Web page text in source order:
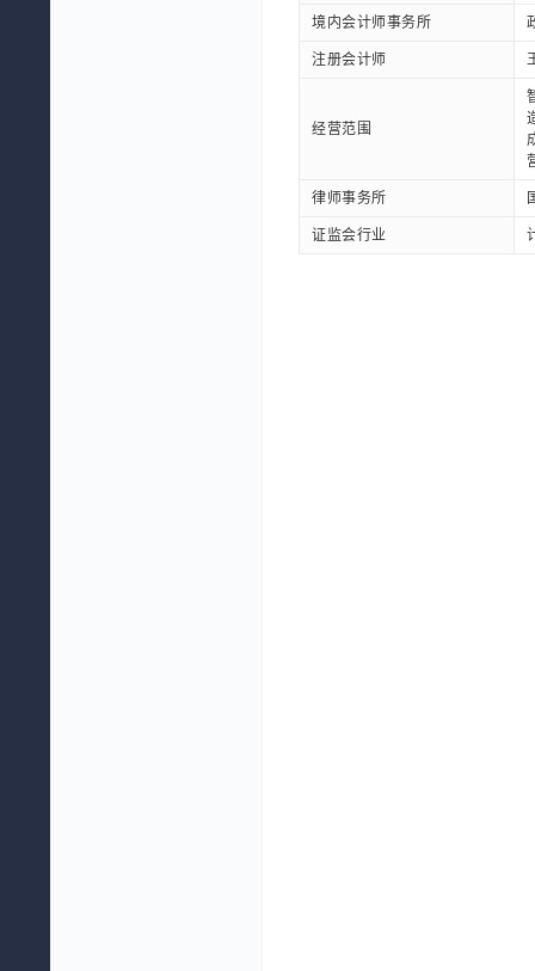
境内会计师事务所
注册会计师
经营范围
律师事务所
证监会行业